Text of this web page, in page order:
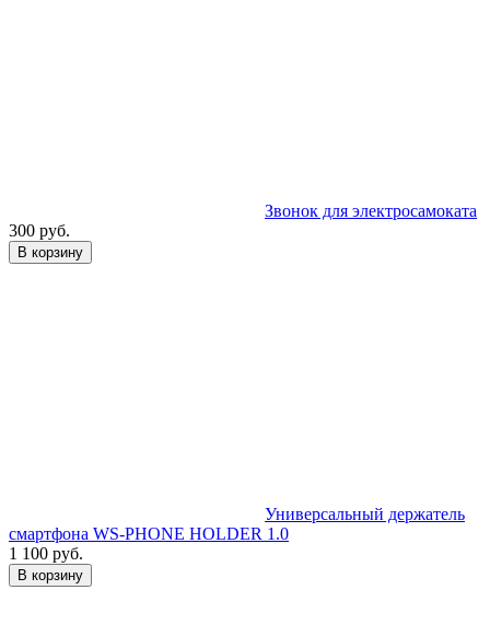
Звонок для электросамоката
300 руб.
В корзину
Универсальный держатель
смартфона WS-PHONE HOLDER 1.0
1 100 руб.
В корзину